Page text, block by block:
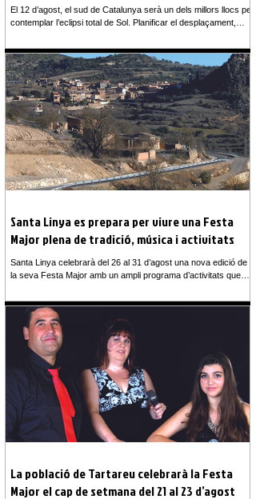
El 12 d’agost, el sud de Catalunya serà un dels millors llocs per
contemplar l’eclipsi total de Sol. Planificar el desplaçament,
claus per gaudir d’un fenomen excepcional El 12 d’agost,
milers de persones es desplaçaran per contemplar un dels
fenòmens astronòmics més espectaculars: un eclipsi total de
Sol. I Catalunya serà un dels territoris privilegiats per viure’l,
especialment les comarques del sud, on la Lluna
Santa Linya es prepara per viure una Festa
Major plena de tradició, música i activitats
Santa Linya celebrarà del 26 al 31 d’agost una nova edició de
la seva Festa Major amb un ampli programa d’activitats que
música. Durant sis dies, el poble es convertirà en punt de
trobada de veïns, famílies i visitants, amb propostes pensades
perquè totes les generacions puguin gaudir de la festa. La
programació començarà amb activitats esportives i lúdiques,
entre les quals destaquen una sessió d’aquagym i zumba, un c
La població de Tartareu celebrarà la Festa
Major el cap de setmana del 21 al 23 d’agost